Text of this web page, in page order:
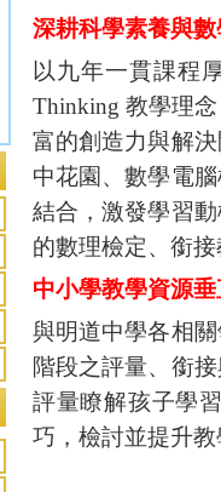
深耕科學素養與
以九年一貫課程
Thinking 教學理
富的創造力與解
中花園、數學電
結合，激發學習
的數理檢定、銜
中小學教學資源
與明道中學各相
階段之評量、銜
評量瞭解孩子學
巧，檢討並提升